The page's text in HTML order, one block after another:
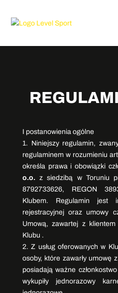
I postanowienia ogólne
1. Niniejszy regulamin,
regulaminem w rozumieniu
określa prawa i obowiązki
o.o.z siedzibą w Toruniu
8792733626, REGON
Klubem. Regulamin jest
rejestracyjnej oraz umowy
Umową, zawartej z klientem
Klubu .
2. Z usług oferowanych w
osoby, które zawarły umowę
posiadają ważne
wykupiły jednorazowy